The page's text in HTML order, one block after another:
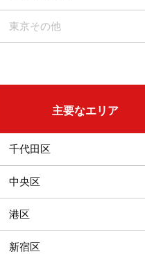
東京その他
主要なエリア
千代田区
中央区
港区
新宿区